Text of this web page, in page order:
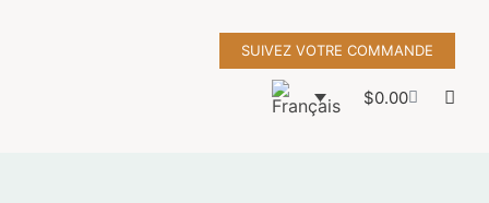
SUIVEZ VOTRE COMMANDE
$0.00